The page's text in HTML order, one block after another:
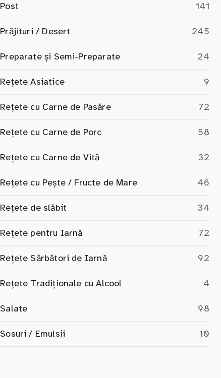
Post 141
Prăjituri / Desert 245
Preparate și Semi-Preparate 24
Rețete Asiatice 9
Rețete cu Carne de Pasăre 72
Rețete cu Carne de Porc 58
Rețete cu Carne de Vită 32
Rețete cu Pește / Fructe de Mare 46
Rețete de slăbit 34
Rețete pentru Iarnă 72
Rețete Sărbători de Iarnă 92
Rețete Tradiționale cu Alcool 4
Salate 98
Sosuri / Emulsii 10